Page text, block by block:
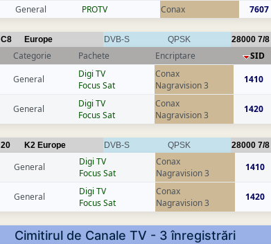
General PROTV Conax 7607
C8 Europe DVB-S QPSK 28000 7/8
Categorie Pachete Encriptare SID
General
Digi TV
Focus Sat
Conax
Nagravision 3
1410
General
Digi TV
Focus Sat
Conax
Nagravision 3
1420
20 K2 Europe DVB-S QPSK 28000 7/8
General
Digi TV
Focus Sat
Conax
Nagravision 3
1410
General
Digi TV
Focus Sat
Conax
Nagravision 3
1420
Cimitirul de Canale TV - 3 înregistrări